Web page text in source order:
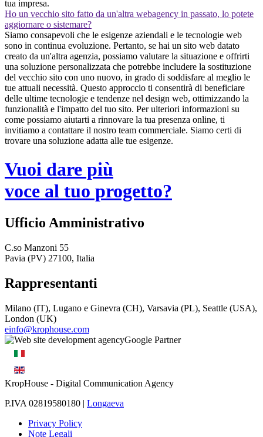
tua impresa.
Ho un vecchio sito fatto da un'altra webagency in passato, lo potete
aggiornare o sistemare?
Siamo consapevoli che le esigenze aziendali e le tecnologie web
sono in continua evoluzione. Pertanto, se hai un sito web datato
creato da un'altra agenzia, possiamo valutare la situazione e offrirti
una soluzione personalizzata che potrebbe includere la sostituzione
del vecchio sito con uno nuovo, in grado di soddisfare al meglio le
tue attuali necessità. Questo approccio ti consentirà di beneficiare
delle ultime tecnologie e tendenze nel design web, ottimizzando la
funzionalità e l'impatto del tuo sito. Per ulteriori informazioni su
come possiamo aiutarti a rinnovare la tua presenza online, ti
invitiamo a contattare il nostro team commerciale. Siamo certi di
trovare una soluzione adatta alle tue esigenze.
Vuoi dare più
voce al tuo progetto?
Ufficio Amministrativo
C.so Manzoni 55
Pavia (PV) 27100, Italia
Rappresentanti
Milano (IT), Lugano e Ginevra (CH), Varsavia (PL), Seattle (USA),
London (UK)
einfo@krophouse.com
KropHouse - Digital Communication Agency
P.IVA 02819580180 | Longaeva
Privacy Policy
Note Legali